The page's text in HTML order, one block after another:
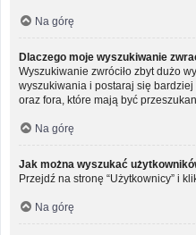
Na górę
Dlaczego moje wyszukiwanie
Wyszukiwanie zwróciło zbyt dużo
wyszukiwania i postaraj się
oraz fora, które mają być
Na górę
Jak można wyszukać
Przejdź na stronę “Użytkownicy” i
Na górę